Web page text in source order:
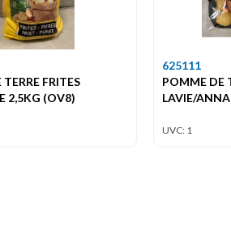
FRITES
2,5KG (OV8)
625111
POMME DE
LAVIE/
UVC: 1